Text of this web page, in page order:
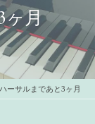
ヶ月
ーサルまであと3ヶ月